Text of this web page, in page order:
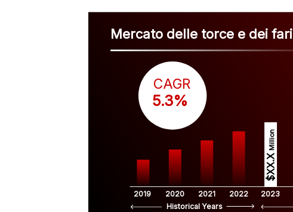
Mercato delle torce e dei fari
2019 2020 2021 2022 2023
$XX.X
Million
CAGR
5.3%
Historical Years